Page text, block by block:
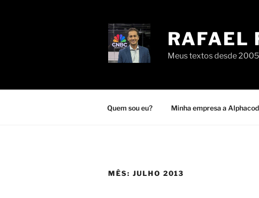
RAFAEL
Meus textos desde
Quem sou eu? Minha empresa a
MÊS: JULHO 2013